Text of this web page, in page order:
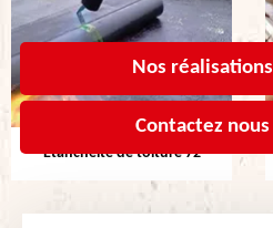
Nos réalisations
Contactez nous
Etanchéité de toiture 72